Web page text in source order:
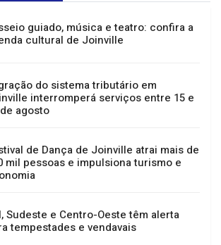
NOTÍCIAS
guiado, música e teatro: confira a
cultural de Joinville
do sistema tributário em
interromperá serviços entre 15 e
agosto
de Dança de Joinville atrai mais de
mil pessoas e impulsiona turismo e